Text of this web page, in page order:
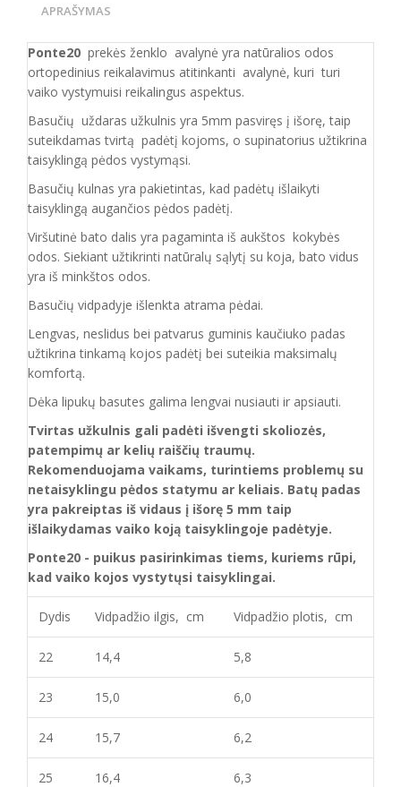
APRAŠYMAS
Ponte20 prekės ženklo avalynė yra natūralios odos
ortopedinius reikalavimus atitinkanti avalynė, kuri turi
vaiko vystymuisi reikalingus aspektus.
Basučių uždaras užkulnis yra 5mm pasviręs į išorę, taip
suteikdamas tvirtą padėtį kojoms, o supinatorius užtikrina
taisyklingą pėdos vystymąsi.
Basučių kulnas yra pakietintas, kad padėtų išlaikyti
taisyklingą augančios pėdos padėtį.
Viršutinė bato dalis yra pagaminta iš aukštos kokybės
odos. Siekiant užtikrinti natūralų sąlytį su koja, bato vidus
yra iš minkštos odos.
Basučių vidpadyje išlenkta atrama pėdai.
Lengvas, neslidus bei patvarus guminis kaučiuko padas
užtikrina tinkamą kojos padėtį bei suteikia maksimalų
komfortą.
Dėka lipukų basutes galima lengvai nusiauti ir apsiauti.
Tvirtas užkulnis gali padėti išvengti skoliozės,
patempimų ar kelių raiščių traumų.
Rekomenduojama vaikams, turintiems problemų su
netaisyklingu pėdos statymu ar keliais. Batų padas
yra pakreiptas iš vidaus į išorę 5 mm taip
išlaikydamas vaiko koją taisyklingoje padėtyje.
Ponte20 - puikus pasirinkimas tiems, kuriems rūpi,
kad vaiko kojos vystytųsi taisyklingai.
Dydis Vidpadžio ilgis, cm Vidpadžio plotis, cm
22 14,4 5,8
23 15,0 6,0
24 15,7 6,2
25 16,4 6,3